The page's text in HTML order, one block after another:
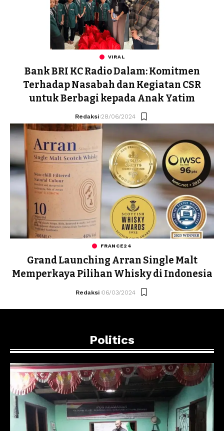
VIRAL
Bank BRI KC Radio Dalam: Komitmen
Terhadap Nasabah dan Kegiatan CSR
untuk Berbagi kepada Anak Yatim
Redaksi 28/06/2024
FRANCE24
Grand Launching Arran Single Malt
Memperkaya Pilihan Whisky di Indonesia
Redaksi 06/03/2024
Politics